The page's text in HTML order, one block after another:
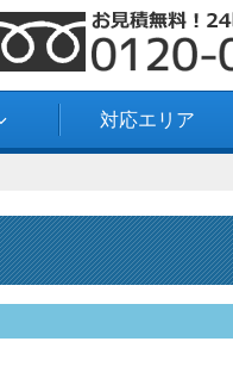
対応エリア